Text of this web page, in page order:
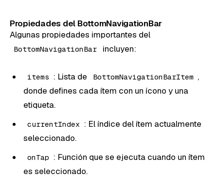
Propiedades del BottomNavigationBar
Algunas propiedades importantes del
BottomNavigationBar incluyen:
items : Lista de BottomNavigationBarItem ,
donde defines cada ítem con un ícono y una
etiqueta.
currentIndex : El índice del ítem actualmente
seleccionado.
onTap : Función que se ejecuta cuando un ítem
es seleccionado.